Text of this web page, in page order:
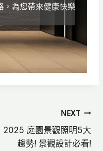
，為您帶來健康快樂
NEXT
2025 庭園景觀照明5大
趨勢! 景觀設計必看!